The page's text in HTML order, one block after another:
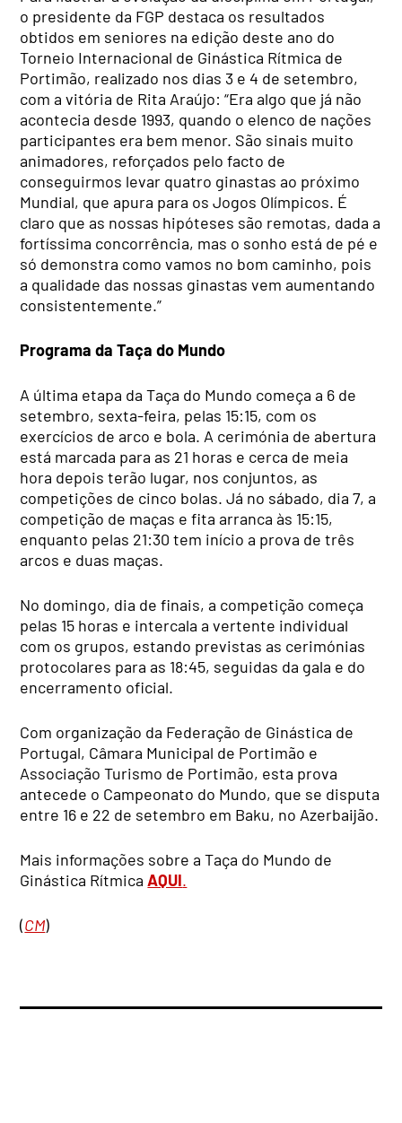
o presidente da FGP destaca os resultados
obtidos em seniores na edição deste ano do
Torneio Internacional de Ginástica Rítmica de
Portimão, realizado nos dias 3 e 4 de setembro,
com a vitória de Rita Araújo: “Era algo que já não
acontecia desde 1993, quando o elenco de nações
participantes era bem menor. São sinais muito
animadores, reforçados pelo facto de
conseguirmos levar quatro ginastas ao próximo
Mundial, que apura para os Jogos Olímpicos. É
claro que as nossas hipóteses são remotas, dada a
fortíssima concorrência, mas o sonho está de pé e
só demonstra como vamos no bom caminho, pois
a qualidade das nossas ginastas vem aumentando
consistentemente.”
Programa da Taça do Mundo
A última etapa da Taça do Mundo começa a 6 de
setembro, sexta-feira, pelas 15:15, com os
exercícios de arco e bola. A cerimónia de abertura
está marcada para as 21 horas e cerca de meia
hora depois terão lugar, nos conjuntos, as
competições de cinco bolas. Já no sábado, dia 7, a
competição de maças e fita arranca às 15:15,
enquanto pelas 21:30 tem início a prova de três
arcos e duas maças.
No domingo, dia de finais, a competição começa
pelas 15 horas e intercala a vertente individual
com os grupos, estando previstas as cerimónias
protocolares para as 18:45, seguidas da gala e do
encerramento oficial.
Com organização da Federação de Ginástica de
Portugal, Câmara Municipal de Portimão e
Associação Turismo de Portimão, esta prova
antecede o Campeonato do Mundo, que se disputa
entre 16 e 22 de setembro em Baku, no Azerbaijão.
Mais informações sobre a Taça do Mundo de
Ginástica RítmicaAQUI.
(CM)